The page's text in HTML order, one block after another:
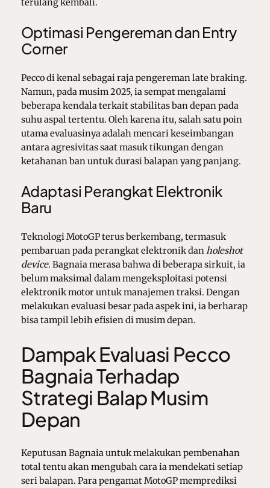
Optimasi Pengereman dan Entry
Corner
Pecco di kenal sebagai raja pengereman late braking.
Namun, pada musim 2025, ia sempat mengalami
beberapa kendala terkait stabilitas ban depan pada
suhu aspal tertentu. Oleh karena itu, salah satu poin
utama evaluasinya adalah mencari keseimbangan
antara agresivitas saat masuk tikungan dengan
ketahanan ban untuk durasi balapan yang panjang.
Adaptasi Perangkat Elektronik
Baru
Teknologi MotoGP terus berkembang, termasuk
pembaruan pada perangkat elektronik danholeshot
device. Bagnaia merasa bahwa di beberapa sirkuit, ia
belum maksimal dalam mengeksploitasi potensi
elektronik motor untuk manajemen traksi. Dengan
melakukan evaluasi besar pada aspek ini, ia berharap
bisa tampil lebih efisien di musim depan.
Dampak Evaluasi Pecco
Bagnaia Terhadap
Strategi Balap Musim
Depan
Keputusan Bagnaia untuk melakukan pembenahan
total tentu akan mengubah cara ia mendekati setiap
seri balapan. Para pengamat MotoGP memprediksi